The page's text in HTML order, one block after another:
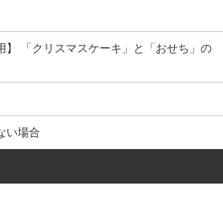
】 「クリスマスケーキ」と「おせち」の
い場合